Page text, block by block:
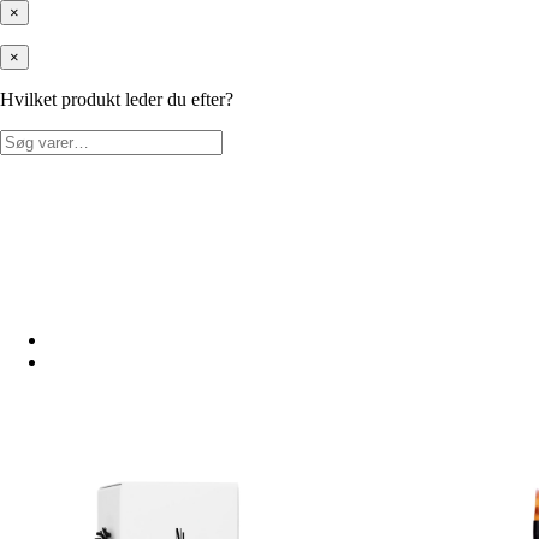
×
×
Hvilket produkt leder du efter?
Søg
efter: